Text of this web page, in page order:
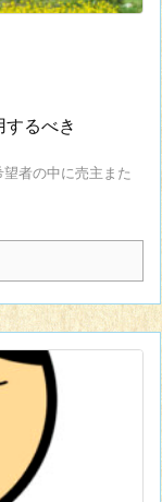
るべき
者の中に売主また